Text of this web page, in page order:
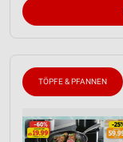
TÖPFE & PFANNEN